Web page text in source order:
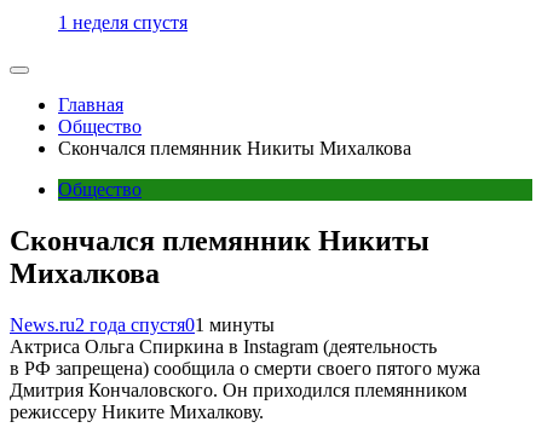
1 неделя спустя
Главная
Общество
Скончался племянник Никиты Михалкова
Общество
Скончался племянник Никиты
Михалкова
News.ru2 года спустя01 минуты
Актриса Ольга Спиркина в Instagram (деятельность
в РФ запрещена) сообщила о смерти своего пятого мужа
Дмитрия Кончаловского. Он приходился племянником
режиссеру Никите Михалкову.